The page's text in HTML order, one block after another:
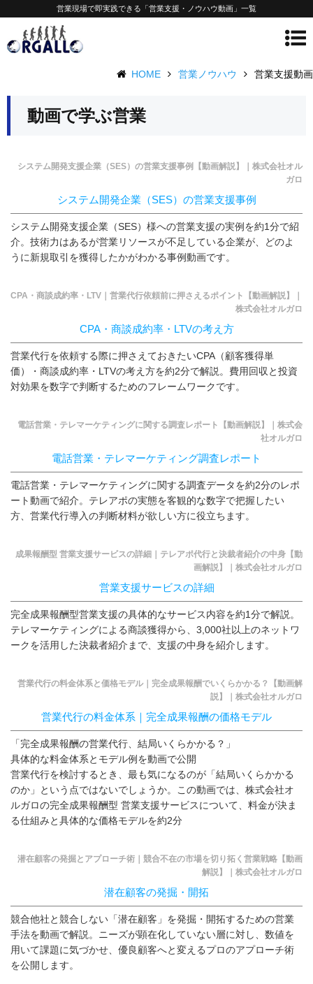
営業現場で即実践できる「営業支援・ノウハウ動画」一覧
HOME 営業ノウハウ 営業支援動画
動画で学ぶ営業
システム開発支援企業（SES）の営業支援事例【動画解説】｜株式会社オル
ガロ
システム開発企業（SES）の営業支援事例
システム開発支援企業（SES）様への営業支援の実例を約1分で紹
介。技術力はあるが営業リソースが不足している企業が、どのよ
うに新規取引を獲得したかがわかる事例動画です。
CPA・商談成約率・LTV｜営業代行依頼前に押さえるポイント【動画解説】｜
株式会社オルガロ
CPA・商談成約率・LTVの考え方
営業代行を依頼する際に押さえておきたいCPA（顧客獲得単
価）・商談成約率・LTVの考え方を約2分で解説。費用回収と投資
対効果を数字で判断するためのフレームワークです。
電話営業・テレマーケティングに関する調査レポート【動画解説】｜株式会
社オルガロ
電話営業・テレマーケティング調査レポート
電話営業・テレマーケティングに関する調査データを約2分のレポ
ート動画で紹介。テレアポの実態を客観的な数字で把握したい
方、営業代行導入の判断材料が欲しい方に役立ちます。
成果報酬型 営業支援サービスの詳細｜テレアポ代行と決裁者紹介の中身【動
画解説】｜株式会社オルガロ
営業支援サービスの詳細
完全成果報酬型営業支援の具体的なサービス内容を約1分で解説。
テレマーケティングによる商談獲得から、3,000社以上のネットワ
ークを活用した決裁者紹介まで、支援の中身を紹介します。
営業代行の料金体系と価格モデル｜完全成果報酬でいくらかかる？【動画解
説】｜株式会社オルガロ
営業代行の料金体系｜完全成果報酬の価格モデル
「完全成果報酬の営業代行、結局いくらかかる？」
具体的な料金体系とモデル例を動画で公開
営業代行を検討するとき、最も気になるのが「結局いくらかかる
のか」という点ではないでしょうか。この動画では、株式会社オ
ルガロの完全成果報酬型 営業支援サービスについて、料金が決ま
る仕組みと具体的な価格モデルを約2分
潜在顧客の発掘とアプローチ術｜競合不在の市場を切り拓く営業戦略【動画
解説】｜株式会社オルガロ
潜在顧客の発掘・開拓
競合他社と競合しない「潜在顧客」を発掘・開拓するための営業
手法を動画で解説。ニーズが顕在化していない層に対し、数値を
用いて課題に気づかせ、優良顧客へと変えるプロのアプローチ術
を公開します。